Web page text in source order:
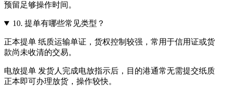
预留足够操作时间。
10. 提单有哪些常见类型？
正本提单 纸质运输单证，货权控制较强，常用于信用证或货
款尚未收清的交易。
电放提单 发货人完成电放指示后，目的港通常无需提交纸质
正本即可办理放货，操作较快。